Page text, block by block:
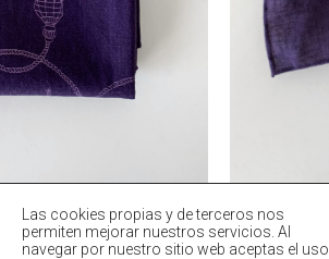
Las cookies propias y de terceros nos
permiten mejorar nuestros servicios. Al
navegar por nuestro sitio web aceptas el uso